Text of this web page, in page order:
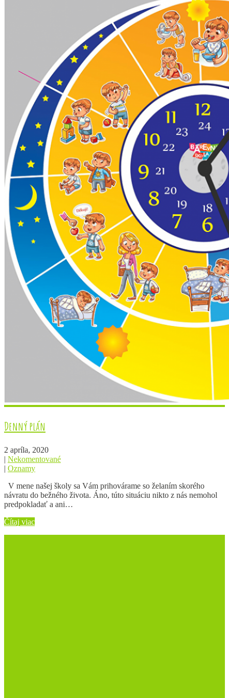
Denný plán
2 apríla, 2020
| Nekomentované
| Oznamy
V mene našej školy sa Vám prihovárame so želaním skorého
návratu do bežného života. Áno, túto situáciu nikto z nás nemohol
predpokladať a ani…
Čítaj viac